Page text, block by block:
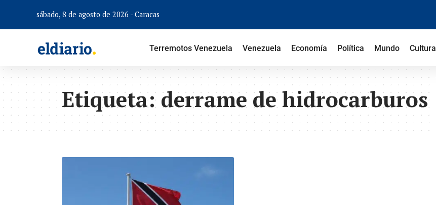
sábado, 8 de agosto de 2026 - Caracas
Terremotos Venezuela Venezuela Economía Política Mundo Cultura
Etiqueta:derrame de hidrocarburos